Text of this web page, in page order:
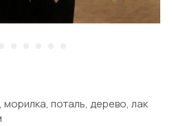
морилка, поталь, дерево, лак